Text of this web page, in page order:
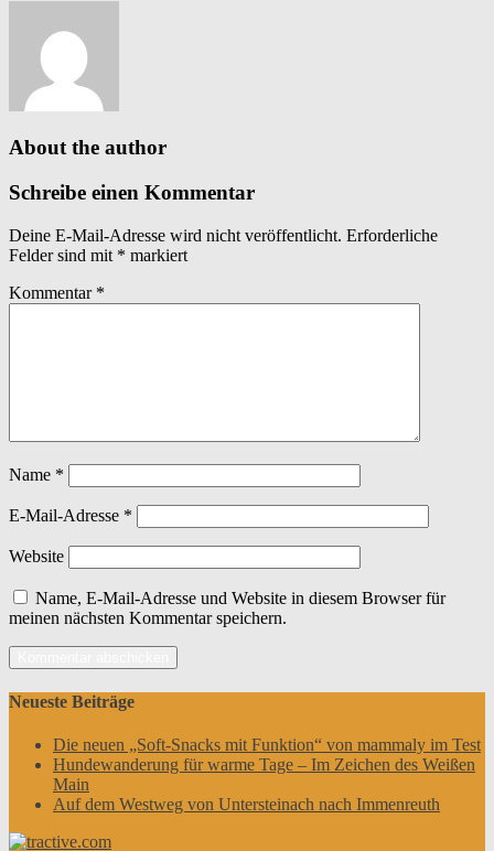
About the author
Schreibe einen Kommentar
Deine E-Mail-Adresse wird nicht veröffentlicht. Erforderliche
Felder sind mit * markiert
Kommentar *
Name *
E-Mail-Adresse *
Website
Name, E-Mail-Adresse und Website in diesem Browser für
meinen nächsten Kommentar speichern.
Neueste Beiträge
Die neuen „Soft-Snacks mit Funktion“ von mammaly im Test
Hundewanderung für warme Tage – Im Zeichen des Weißen
Main
Auf dem Westweg von Untersteinach nach Immenreuth